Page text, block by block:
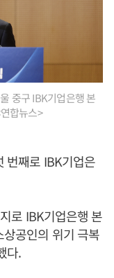
중구 IBK기업은행 본
합뉴스>
번째로 IBK기업은
로 IBK기업은행 본
공인의 위기 극복
다.